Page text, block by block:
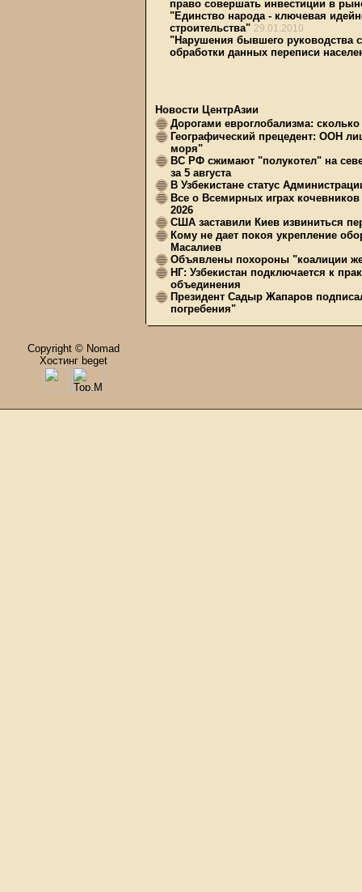
право совершать инвестиции в
"Единство народа - ключевая
строительства" 29.01.2010
"Нарушения бывшего руководства
обработки данных переписи
Новости ЦентрАзии
Дорогами евроглобализма:
Географический прецедент: ООН
моря"
ВС РФ сжимают "полукотел" на
за 5 августа
В Узбекистане статус
Все о Всемирных играх
2026
США заставили Киев извиниться
Кому не дает покоя укрепление
Масалиев
Объявлены похороны "коалиции
НГ: Узбекистан подключается к
объединения
Президент Садыр Жапаров
погребения"
Copyright © Nomad
Хостинг beget